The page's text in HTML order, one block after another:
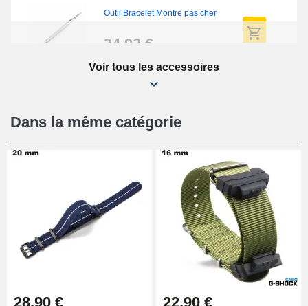
Outil Bracelet Montre pas cher
34,92 €
Kit Réparation Montre Débutant
16,90 €
Pied à Coulisse Numérique
9,90 €
Kit Horlogerie Débutant
Boîte Pompe Bracelet Montre -
Voir tous les accessoires
Dans la même catégorie
28,90 € 22,90 €